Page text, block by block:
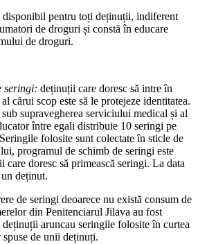
disponibil pentru toți deținuții, indiferent
de droguri și constă în educare
de droguri.
seringi: deținuții care doresc să intre în
cărui scop este să le protejeze identitatea.
supravegherea serviciului medical și al
între egali distribuie 10 seringi pe
folosite sunt colectate în sticle de
programul de schimb de seringi este
doresc să primească seringi. La data
deținut.
de seringi deoarece nu există consum de
din Penitenciarul Jilava au fost
aruncau seringile folosite în curtea
de unii deținuți.